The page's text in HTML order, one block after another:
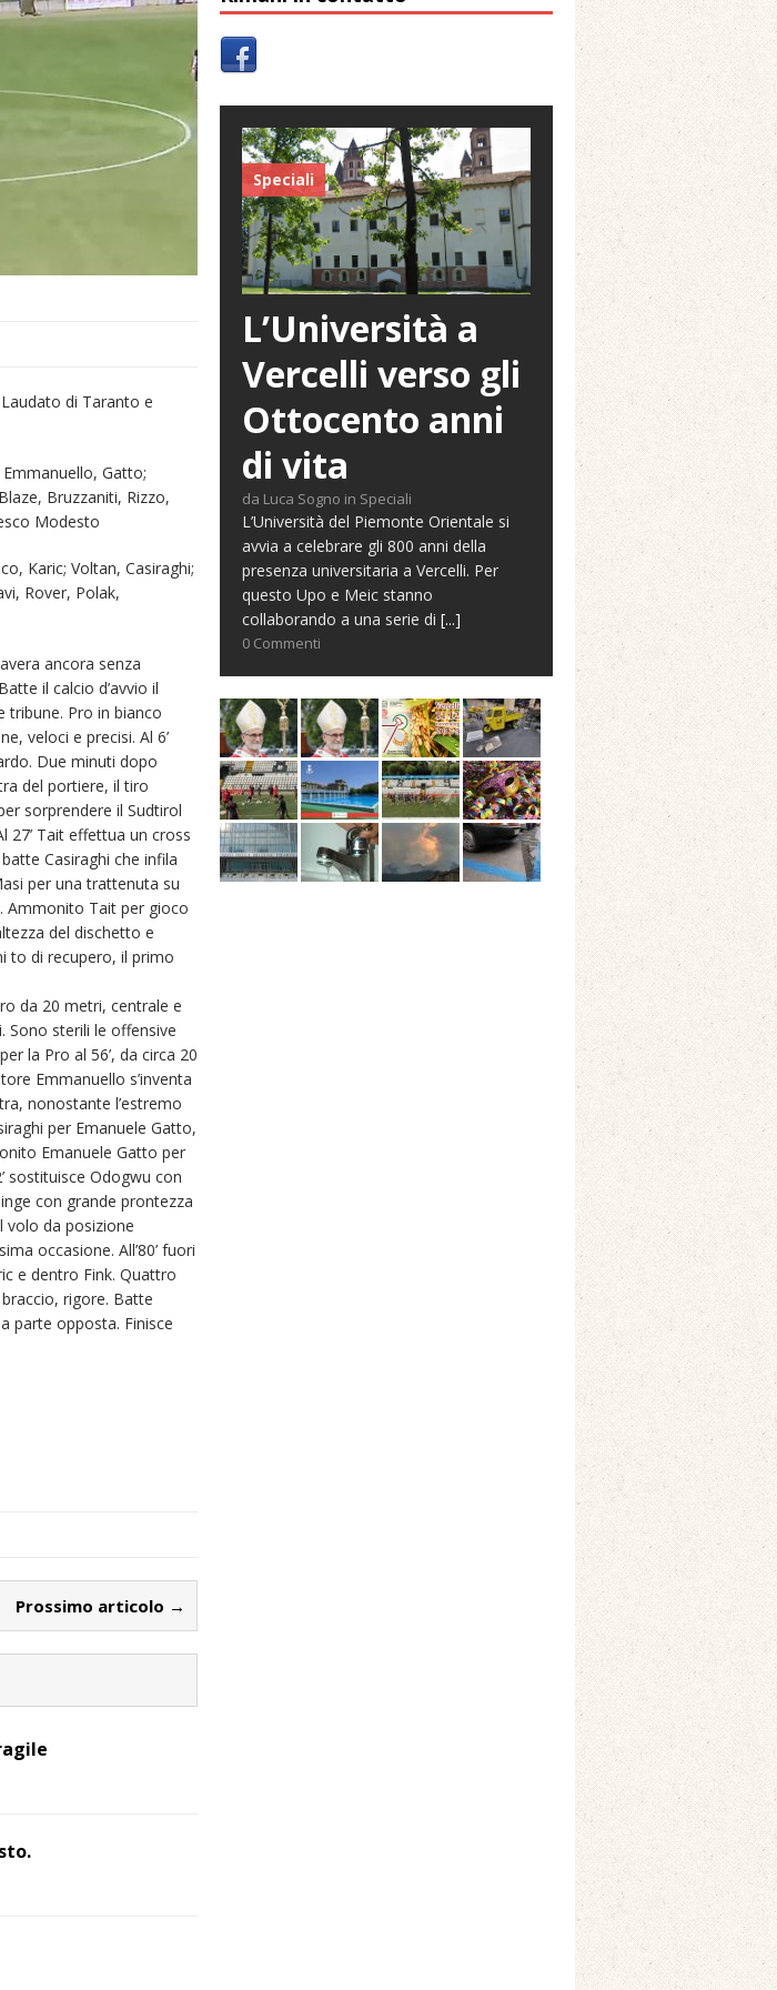
di Taranto e
Gatto;
Bruzzaniti, Rizzo,
Modesto
Karic; Voltan, Casiraghi;
Rover, Polak,
ancora senza
il calcio d’avvio il
tribune. Pro in bianco
veloci e precisi. Al 6’
Due minuti dopo
del portiere, il tiro
sorprendere il Sudtirol
Tait effettua un cross
Casiraghi che infila
per una trattenuta su
Ammonito Tait per gioco
del dischetto e
to di recupero, il primo
da 20 metri, centrale e
Sono sterili le offensive
la Pro al 56’, da circa 20
Emmanuello s’inventa
nonostante l’estremo
per Emanuele Gatto,
Emanuele Gatto per
sostituisce Odogwu con
con grande prontezza
volo da posizione
occasione. All’80’ fuori
e dentro Fink. Quattro
rigore. Batte
parte opposta. Finisce
Prossimo articolo →
Speciali
L’Università a
Vercelli verso gli
Ottocento anni
di vita
da Luca Sogno in Speciali
L’Università del Piemonte Orientale si
avvia a celebrare gli 800 anni della
presenza universitaria a Vercelli. Per
questo Upo e Meic stanno
collaborando a una serie di [...]
0 Commenti